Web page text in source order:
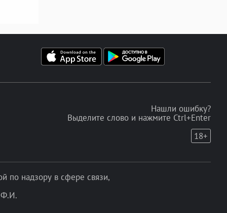
Нашли ошибку?
Выделите слово и нажмите Ctrl+Enter
18+
по надзору в сфере связи,
Ф.И.